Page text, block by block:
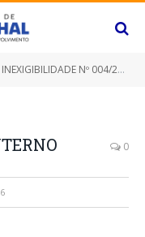
INEXIGIBILIDADE Nº 004/2023 (CONCESSÃO DE RECURSOS HUMANOS E MATERIAIS VISANDO CONTEMPLAR A OFERTA DE ATIVIDADE NO ÂMBITO ESPORTIVO, EDUCACIONAL E CULTURAL PARA ATENDER CRIANÇAS E ADOLESCENTE DA REDE DE ENSINO DO MUNICÍPIO)
0